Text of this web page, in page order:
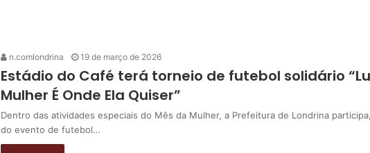
n.comlondrina 19 de março de 2026
Estádio do Café terá torneio de futebol solidário
Mulher É Onde Ela Quiser”
Dentro das atividades especiais do Mês da Mulher, a Prefeitura de Londrina
do evento de futebol…